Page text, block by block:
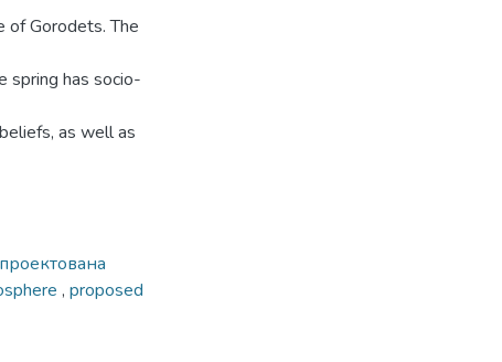
of Gorodets. The
spring has socio-
as well as
проектована
, proposed